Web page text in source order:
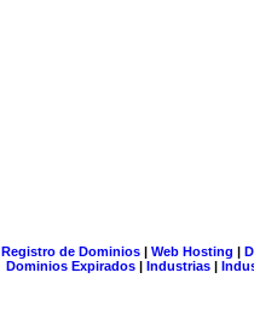
Registro de Dominios| Web Hosting |
Dominios Expirados | Industrias |